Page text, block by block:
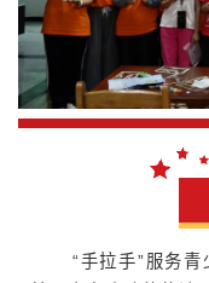
“手拉手”服务